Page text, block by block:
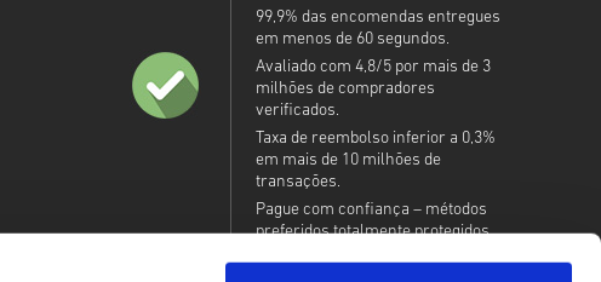
99,9% das encomendas entregues
em menos de 60 segundos.
Avaliado com 4,8/5 por mais de 3
milhões de compradores
verificados.
Taxa de reembolso inferior a 0,3%
em mais de 10 milhões de
transações.
Pague com confiança – métodos
preferidos totalmente protegidos.